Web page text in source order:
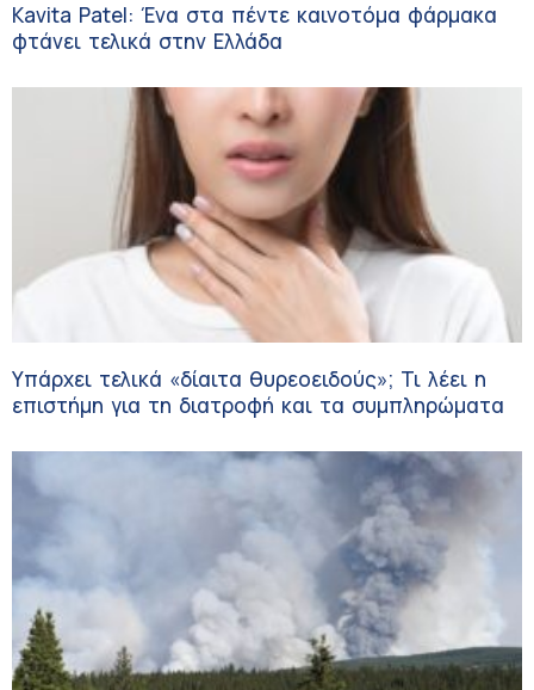
Kavita Patel: Ένα στα πέντε καινοτόμα φάρμακα
φτάνει τελικά στην Ελλάδα
Υπάρχει τελικά «δίαιτα θυρεοειδούς»; Τι λέει η
επιστήμη για τη διατροφή και τα συμπληρώματα